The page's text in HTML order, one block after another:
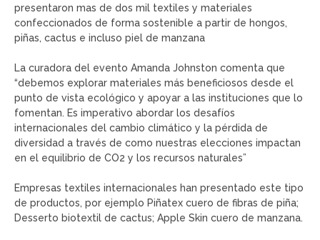
presentaron mas de dos mil textiles y materiales
confeccionados de forma sostenible a partir de hongos,
piñas, cactus e incluso piel de manzana
La curadora del evento Amanda Johnston comenta que
“debemos explorar materiales más beneficiosos desde el
punto de vista ecológico y apoyar a las instituciones que lo
fomentan. Es imperativo abordar los desafíos
internacionales del cambio climático y la pérdida de
diversidad a través de como nuestras elecciones impactan
en el equilibrio de CO2 y los recursos naturales”
Empresas textiles internacionales han presentado este tipo
de productos, por ejemplo Piñatex cuero de fibras de piña;
Desserto biotextil de cactus; Apple Skin cuero de manzana.